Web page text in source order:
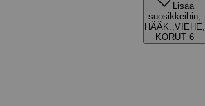
Lisää
suosikkeihin,
HÄÄK.,VIEHE,
KORUT 6